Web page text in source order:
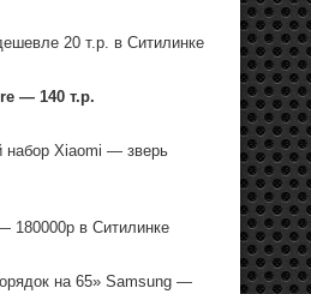
20 т.р. в Ситилинке
— 140 т.р.
набор Xiaomi — зверь
180000р в Ситилинке
на 65» Samsung —